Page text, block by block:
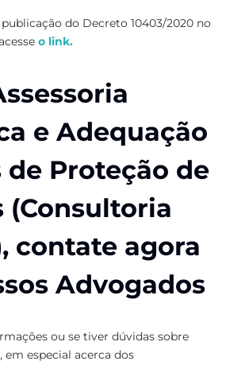
publicação do Decreto 10403/2020 no
o link.
e Adequação
de Proteção de
(Consultoria
contate agora
Advogados
ou se tiver dúvidas sobre
especial acerca dos